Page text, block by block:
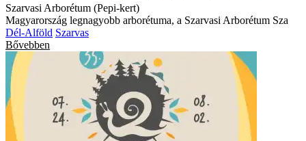
Szarvasi Arborétum (Pepi-kert)
Magyarország legnagyobb arborétuma, a Szarvasi Arborétum Sza
Dél-Alföld Szarvas
Bővebben